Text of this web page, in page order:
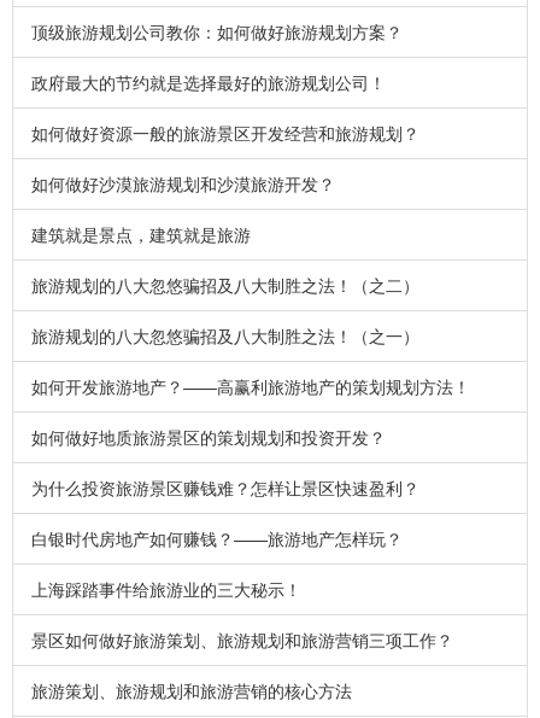
顶级旅游规划公司教你：如何做好旅游规划方案？
政府最大的节约就是选择最好的旅游规划公司！
如何做好资源一般的旅游景区开发经营和旅游规划？
如何做好沙漠旅游规划和沙漠旅游开发？
建筑就是景点，建筑就是旅游
旅游规划的八大忽悠骗招及八大制胜之法！（之二）
旅游规划的八大忽悠骗招及八大制胜之法！（之一）
如何开发旅游地产？——高赢利旅游地产的策划规划方法！
如何做好地质旅游景区的策划规划和投资开发？
为什么投资旅游景区赚钱难？怎样让景区快速盈利？
白银时代房地产如何赚钱？——旅游地产怎样玩？
上海踩踏事件给旅游业的三大秘示！
景区如何做好旅游策划、旅游规划和旅游营销三项工作？
旅游策划、旅游规划和旅游营销的核心方法